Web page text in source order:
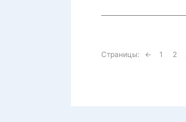
Страницы: ← 1 2